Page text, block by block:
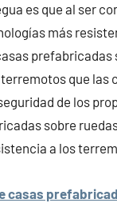
es que al ser
más
prefabricadas
que las
de los
sobre
a los
casas